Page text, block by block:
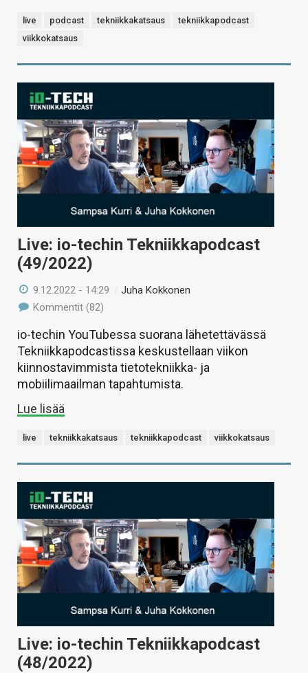
live podcast tekniikkakatsaus
tekniikkapodcast
viikkokatsaus
Live: io-techin Tekniikkapodcast
(49/2022)
9.12.2022 - 14:29 /Juha Kokkonen
Kommentit (82)
io-techin YouTubessa suorana lähetettävässä
Tekniikkapodcastissa keskustellaan viikon
kiinnostavimmista tietotekniikka- ja
mobiilimaailman tapahtumista.
Lue lisää
live tekniikkakatsaus tekniikkapodcast viikkokatsaus
Live: io-techin Tekniikkapodcast
(48/2022)